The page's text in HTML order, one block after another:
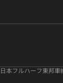
日本フルハーフ 東邦車